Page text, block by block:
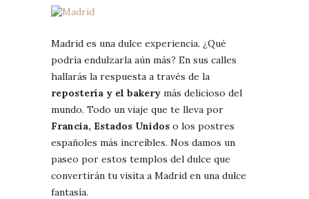
Madrid es una dulce experiencia. ¿Qué
podría endulzarla aún más? En sus calles
hallarás la respuesta a través de la
repostería y el bakery más delicioso del
mundo. Todo un viaje que te lleva por
Francia, Estados Unidos o los postres
españoles más increíbles. Nos damos un
paseo por estos templos del dulce que
convertirán tu visita a Madrid en una dulce
fantasía.